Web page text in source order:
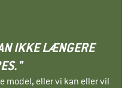
IKKE LÆNGERE
model, eller vi kan eller vil